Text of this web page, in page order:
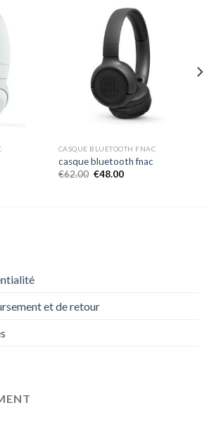
CASQUE BLUETOOTH FNAC
casque bluetooth fnac
€62.00 €48.00
et de retour